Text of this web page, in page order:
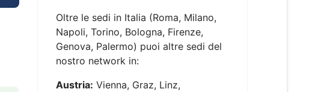
Oltre le sedi in Italia (Roma, Milano,
Napoli, Torino, Bologna, Firenze,
Genova, Palermo) puoi altre sedi del
nostro network in:
Austria: Vienna, Graz, Linz,